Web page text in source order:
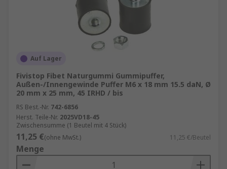
Auf Lager
Fivistop Fibet Naturgummi Gummipuffer,
Außen-/Innengewinde Puffer M6 x 18 mm 15.5 daN, Ø
20 mm x 25 mm, 45 IRHD / bis
RS Best.-Nr. 742-6856
Herst. Teile-Nr. 2025VD18-45
Zwischensumme (1 Beutel mit 4 Stück)
11,25 €(ohne MwSt.) 11,25 €/Beutel
Menge